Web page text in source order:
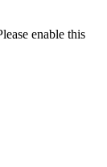
enable this